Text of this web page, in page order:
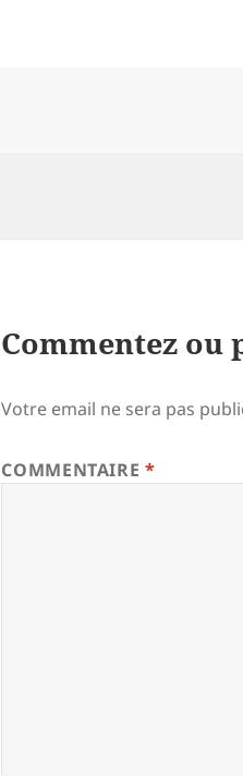
Commentez ou
Votre email ne sera pas
COMMENTAIRE*